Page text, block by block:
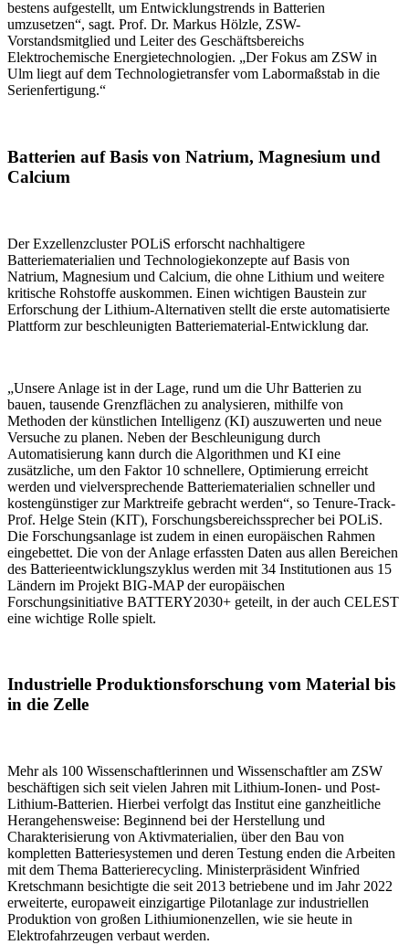
bestens aufgestellt, um Entwicklungstrends in Batterien
umzusetzen“, sagt. Prof. Dr. Markus Hölzle, ZSW-
Vorstandsmitglied und Leiter des Geschäftsbereichs
Elektrochemische Energietechnologien. „Der Fokus am ZSW in
Ulm liegt auf dem Technologietransfer vom Labormaßstab in die
Serienfertigung.“
Batterien auf Basis von Natrium, Magnesium und
Calcium
Der Exzellenzcluster POLiS erforscht nachhaltigere
Batteriematerialien und Technologiekonzepte auf Basis von
Natrium, Magnesium und Calcium, die ohne Lithium und weitere
kritische Rohstoffe auskommen. Einen wichtigen Baustein zur
Erforschung der Lithium-Alternativen stellt die erste automatisierte
Plattform zur beschleunigten Batteriematerial-Entwicklung dar.
„Unsere Anlage ist in der Lage, rund um die Uhr Batterien zu
bauen, tausende Grenzflächen zu analysieren, mithilfe von
Methoden der künstlichen Intelligenz (KI) auszuwerten und neue
Versuche zu planen. Neben der Beschleunigung durch
Automatisierung kann durch die Algorithmen und KI eine
zusätzliche, um den Faktor 10 schnellere, Optimierung erreicht
werden und vielversprechende Batteriematerialien schneller und
kostengünstiger zur Marktreife gebracht werden“, so Tenure-Track-
Prof. Helge Stein (KIT), Forschungsbereichssprecher bei POLiS.
Die Forschungsanlage ist zudem in einen europäischen Rahmen
eingebettet. Die von der Anlage erfassten Daten aus allen Bereichen
des Batterieentwicklungszyklus werden mit 34 Institutionen aus 15
Ländern im Projekt BIG-MAP der europäischen
Forschungsinitiative BATTERY2030+ geteilt, in der auch CELEST
eine wichtige Rolle spielt.
Industrielle Produktionsforschung vom Material bis
in die Zelle
Mehr als 100 Wissenschaftlerinnen und Wissenschaftler am ZSW
beschäftigen sich seit vielen Jahren mit Lithium-Ionen- und Post-
Lithium-Batterien. Hierbei verfolgt das Institut eine ganzheitliche
Herangehensweise: Beginnend bei der Herstellung und
Charakterisierung von Aktivmaterialien, über den Bau von
kompletten Batteriesystemen und deren Testung enden die Arbeiten
mit dem Thema Batterierecycling. Ministerpräsident Winfried
Kretschmann besichtigte die seit 2013 betriebene und im Jahr 2022
erweiterte, europaweit einzigartige Pilotanlage zur industriellen
Produktion von großen Lithiumionenzellen, wie sie heute in
Elektrofahrzeugen verbaut werden.